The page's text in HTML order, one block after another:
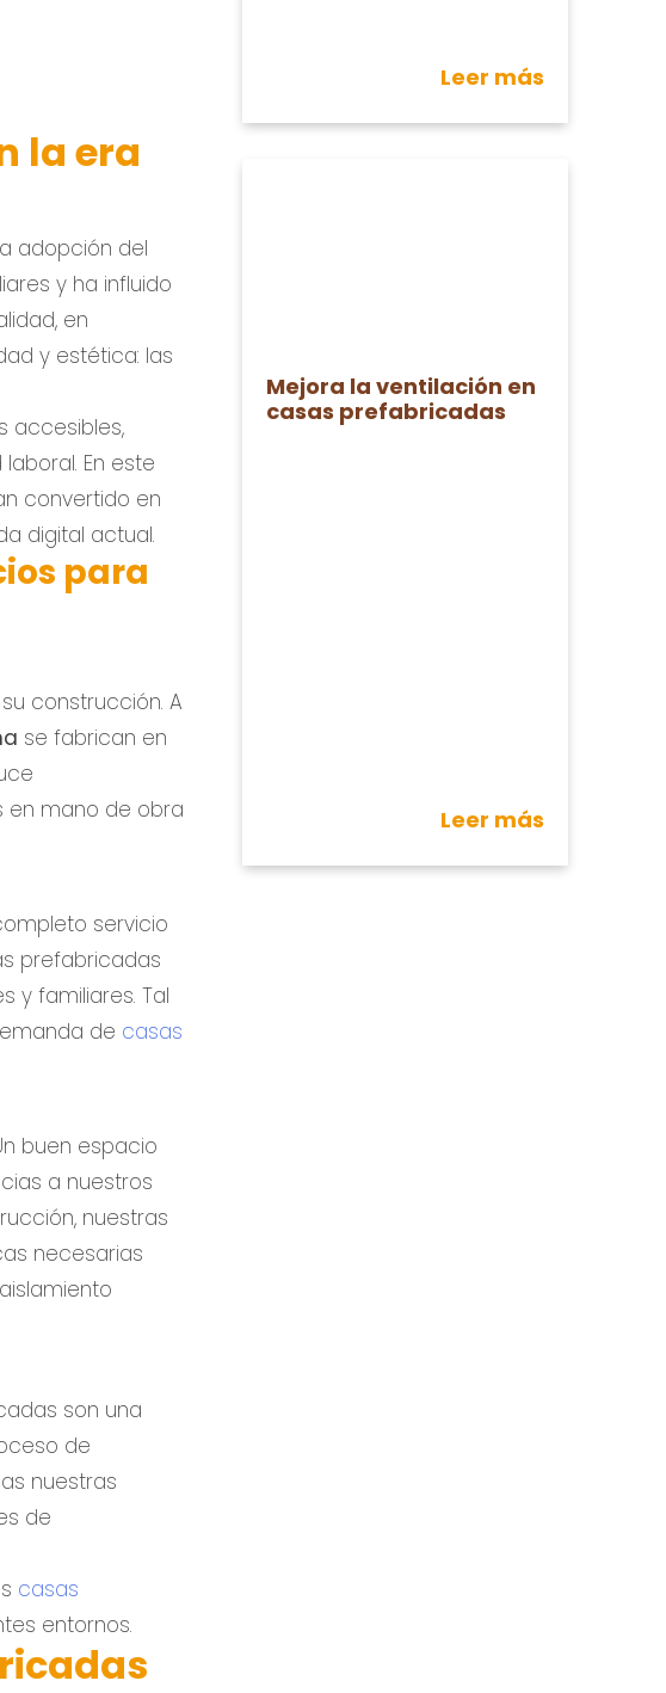
la era
adopción del
y ha influido
en
y estética: las
accesibles,
En este
convertido en
digital actual.
para
construcción. A
se fabrican en
en mano de obra
servicio
prefabricadas
y familiares. Tal
de casas
buen espacio
a nuestros
nuestras
necesarias
son una
de
nuestras
de
casas
entornos.
Leer más
Mejora la ventilación en
casas prefabricadas
Leer más